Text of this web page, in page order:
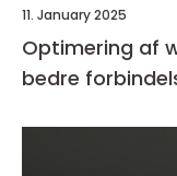
11. January 2025
Optimering af
bedre